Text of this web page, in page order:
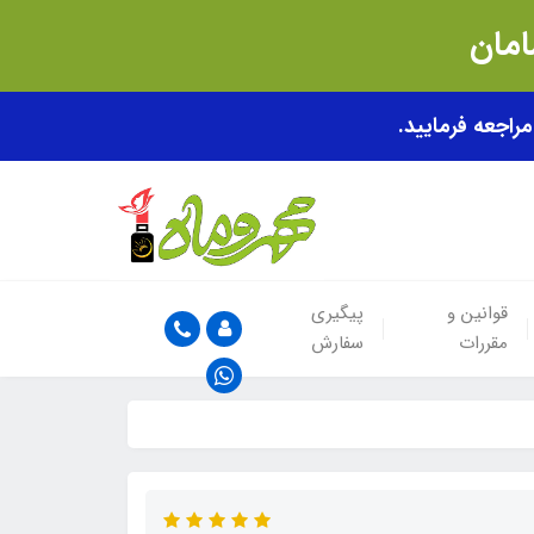
قوانین و
مقررات
پیگیری
سفارش